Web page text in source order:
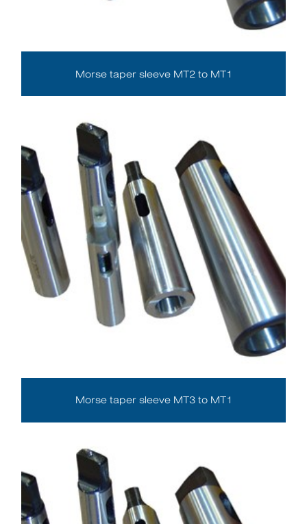
Morse taper sleeve MT2 to MT1
Morse taper sleeve MT3 to MT1